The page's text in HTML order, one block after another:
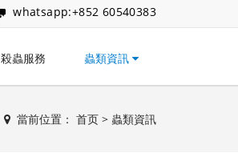
whatsapp:+852 60540383
殺蟲服務 蟲類資訊
當前位置： 首页 > 蟲類資訊